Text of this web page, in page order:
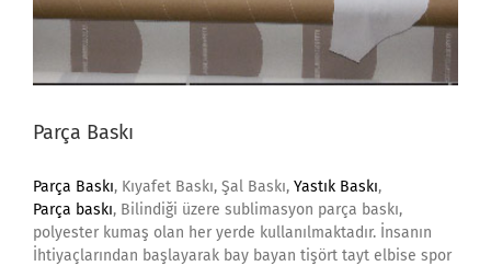
Parça Baskı
Parça Baskı, Kıyafet Baskı, Şal Baskı, Yastık Baskı,
Parça baskı, Bilindiği üzere sublimasyon parça baskı,
polyester kumaş olan her yerde kullanılmaktadır. İnsanın
İhtiyaçlarından başlayarak bay bayan tişört tayt elbise spor